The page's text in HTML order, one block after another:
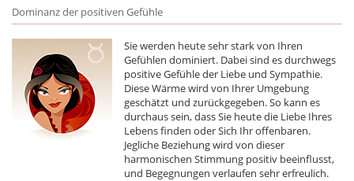
Dominanz der positiven Gefühle
Sie werden heute sehr stark von Ihren
Gefühlen dominiert. Dabei sind es durchwegs
positive Gefühle der Liebe und Sympathie.
Diese Wärme wird von Ihrer Umgebung
geschätzt und zurückgegeben. So kann es
durchaus sein, dass Sie heute die Liebe Ihres
Lebens finden oder Sich Ihr offenbaren.
Jegliche Beziehung wird von dieser
harmonischen Stimmung positiv beeinflusst,
und Begegnungen verlaufen sehr erfreulich.